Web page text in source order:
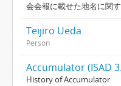
会会報に載せた地名に関
Teijiro Ueda
Person
Accumulator (ISAD
History of Accumulator